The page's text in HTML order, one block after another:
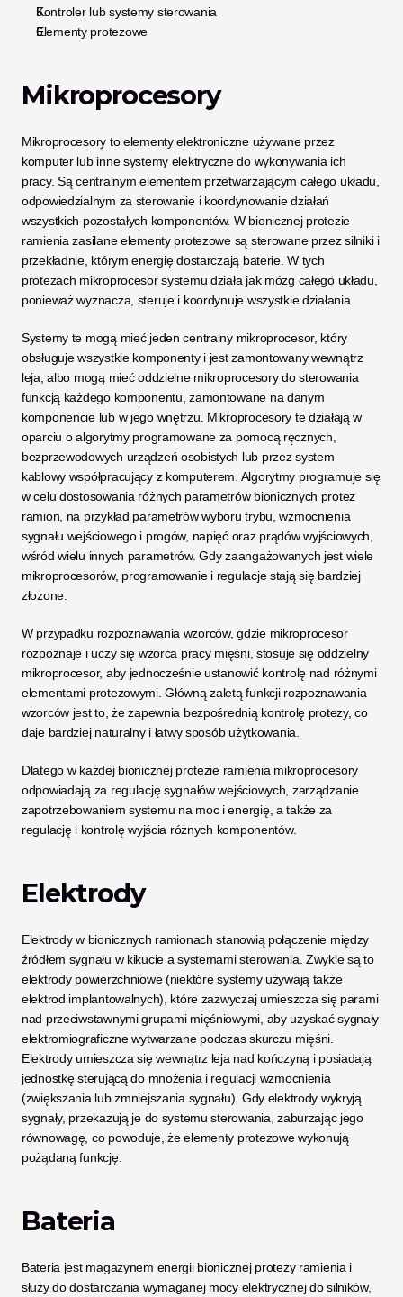
Kontroler lub systemy sterowania
Elementy protezowe
Mikroprocesory
Mikroprocesory to elementy elektroniczne używane przez
komputer lub inne systemy elektryczne do wykonywania ich
pracy. Są centralnym elementem przetwarzającym całego układu,
odpowiedzialnym za sterowanie i koordynowanie działań
wszystkich pozostałych komponentów. W bionicznej protezie
ramienia zasilane elementy protezowe są sterowane przez silniki i
przekładnie, którym energię dostarczają baterie. W tych
protezach mikroprocesor systemu działa jak mózg całego układu,
ponieważ wyznacza, steruje i koordynuje wszystkie działania.
Systemy te mogą mieć jeden centralny mikroprocesor, który
obsługuje wszystkie komponenty i jest zamontowany wewnątrz
leja, albo mogą mieć oddzielne mikroprocesory do sterowania
funkcją każdego komponentu, zamontowane na danym
komponencie lub w jego wnętrzu. Mikroprocesory te działają w
oparciu o algorytmy programowane za pomocą ręcznych,
bezprzewodowych urządzeń osobistych lub przez system
kablowy współpracujący z komputerem. Algorytmy programuje się
w celu dostosowania różnych parametrów bionicznych protez
ramion, na przykład parametrów wyboru trybu, wzmocnienia
sygnału wejściowego i progów, napięć oraz prądów wyjściowych,
wśród wielu innych parametrów. Gdy zaangażowanych jest wiele
mikroprocesorów, programowanie i regulacje stają się bardziej
złożone.
W przypadku rozpoznawania wzorców, gdzie mikroprocesor
rozpoznaje i uczy się wzorca pracy mięśni, stosuje się oddzielny
mikroprocesor, aby jednocześnie ustanowić kontrolę nad różnymi
elementami protezowymi. Główną zaletą funkcji rozpoznawania
wzorców jest to, że zapewnia bezpośrednią kontrolę protezy, co
daje bardziej naturalny i łatwy sposób użytkowania.
Dlatego w każdej bionicznej protezie ramienia mikroprocesory
odpowiadają za regulację sygnałów wejściowych, zarządzanie
zapotrzebowaniem systemu na moc i energię, a także za
regulację i kontrolę wyjścia różnych komponentów.
Elektrody
Elektrody w bionicznych ramionach stanowią połączenie między
źródłem sygnału w kikucie a systemami sterowania. Zwykle są to
elektrody powierzchniowe (niektóre systemy używają także
elektrod implantowalnych), które zazwyczaj umieszcza się parami
nad przeciwstawnymi grupami mięśniowymi, aby uzyskać sygnały
elektromiograficzne wytwarzane podczas skurczu mięśni.
Elektrody umieszcza się wewnątrz leja nad kończyną i posiadają
jednostkę sterującą do mnożenia i regulacji wzmocnienia
(zwiększania lub zmniejszania sygnału). Gdy elektrody wykryją
sygnały, przekazują je do systemu sterowania, zaburzając jego
równowagę, co powoduje, że elementy protezowe wykonują
pożądaną funkcję.
Bateria
Bateria jest magazynem energii bionicznej protezy ramienia i
służy do dostarczania wymaganej mocy elektrycznej do silników,